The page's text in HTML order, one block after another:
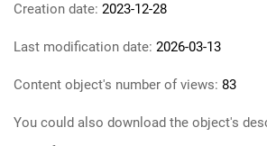
Creation date: 2023-12-28
Last modification date: 2026-03-13
Content object's number of views: 83
You could also download the object's